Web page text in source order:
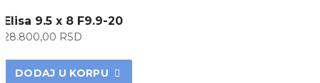
Elisa 9.5 x 8 F9.9-20
28.800,00 RSD
DODAJ U KORPU